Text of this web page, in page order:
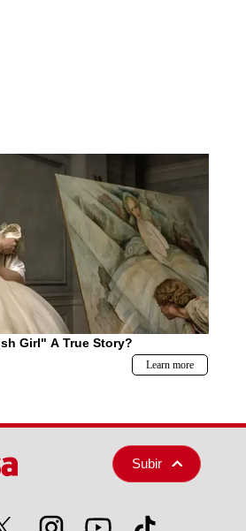
Subir